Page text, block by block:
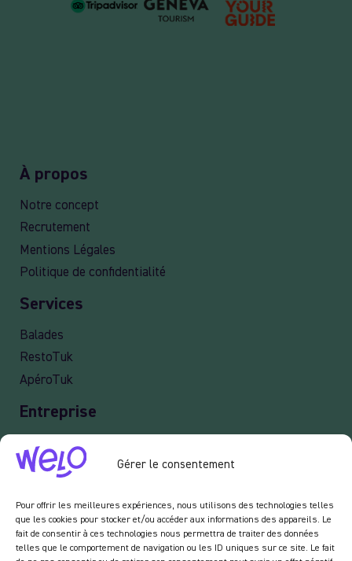
Gérer le consentement
Pour offrir les meilleures expériences, nous utilisons des technologies telles
que les cookies pour stocker et/ou accéder aux informations des appareils. Le
fait de consentir à ces technologies nous permettra de traiter des données
telles que le comportement de navigation ou les ID uniques sur ce site. Le fait
À propos
Notre concept
Recrutement
Mentions Légales
Politique de confidentialité
Services
Balades
RestoTuk
ApéroTuk
Entreprise
Events
Services entreprises